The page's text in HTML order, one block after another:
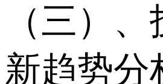
（三）
新趋势分